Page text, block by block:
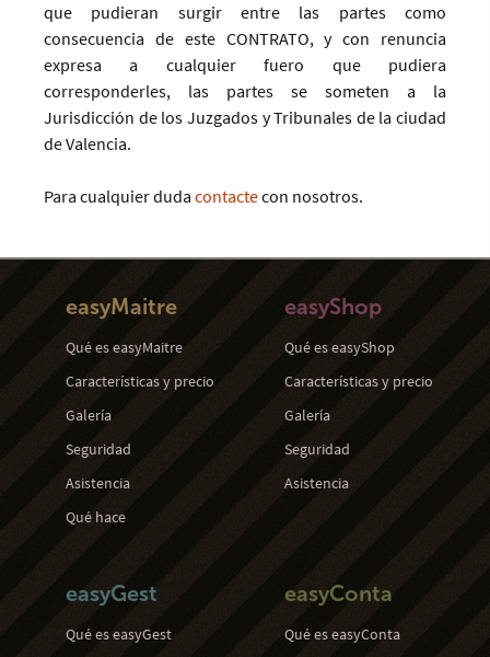
que pudieran surgir entre las partes como
consecuencia de este CONTRATO, y con renuncia
expresa a cualquier fuero que pudiera
corresponderles, las partes se someten a la
Jurisdicción de los Juzgados y Tribunales de la ciudad
de Valencia.
Para cualquier duda contactecon nosotros.
easyMaitre
Qué es easyMaitre
Características y precio
Galería
Seguridad
Asistencia
Qué hace
easyShop
Qué es easyShop
Características y precio
Galería
Seguridad
Asistencia
easyGest
Qué es easyGest
easyConta
Qué es easyConta